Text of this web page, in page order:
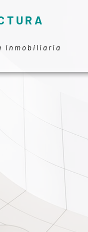
Inmobiliaria